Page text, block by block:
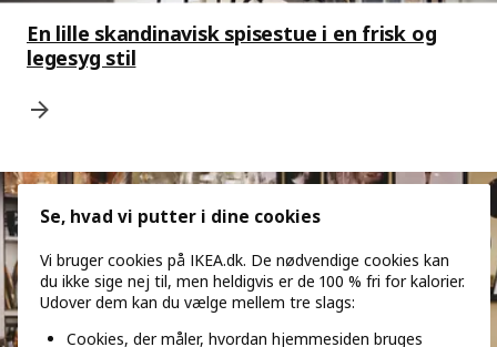
En lille skandinavisk spisestue i en frisk og
legesyg stil
Se, hvad vi putter i dine cookies
Vi bruger cookies på IKEA.dk. De nødvendige cookies kan
du ikke sige nej til, men heldigvis er de 100 % fri for kalorier.
Udover dem kan du vælge mellem tre slags:
Cookies, der måler, hvordan hjemmesiden bruges